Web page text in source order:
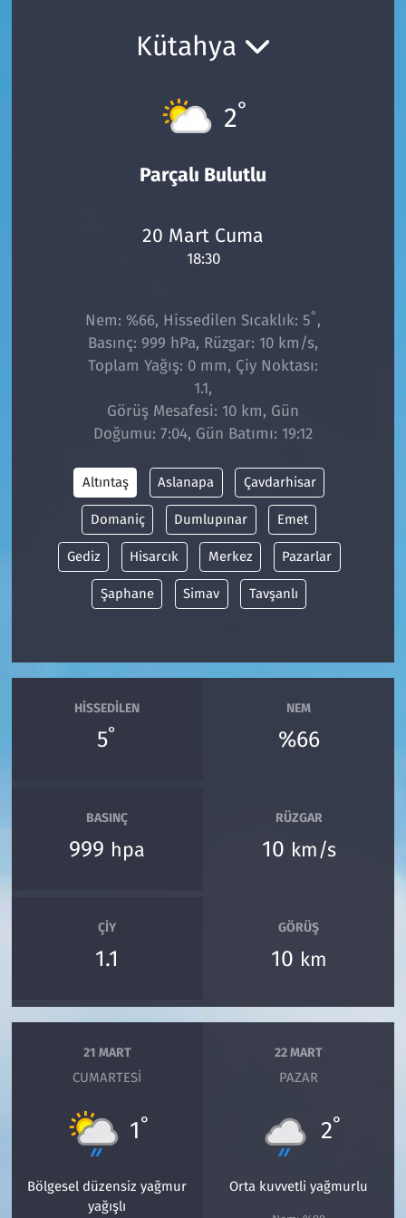
Kütahya
2°
Parçalı Bulutlu
20 Mart Cuma
18:30
Nem: %66, Hissedilen Sıcaklık: 5° ,
Basınç: 999 hPa, Rüzgar: 10 km/s,
Toplam Yağış: 0 mm, Çiy Noktası:
1.1,
Görüş Mesafesi: 10 km, Gün
Doğumu: 7:04, Gün Batımı: 19:12
Altıntaş Aslanapa Çavdarhisar
Domaniç Dumlupınar Emet
Gediz Hisarcık Merkez Pazarlar
Şaphane Simav Tavşanlı
HISSEDILEN
5°
NEM
%66
BASINÇ
999 hpa
RÜZGAR
10 km/s
ÇIY
1.1
GÖRÜŞ
10 km
21 MART
CUMARTESI
1°
Bölgesel düzensiz yağmur
yağışlı
22 MART
PAZAR
2°
Orta kuvvetli yağmurlu
Kültür Sanat
Saray
Spor
Süleymanpaşa
Tekirdağ